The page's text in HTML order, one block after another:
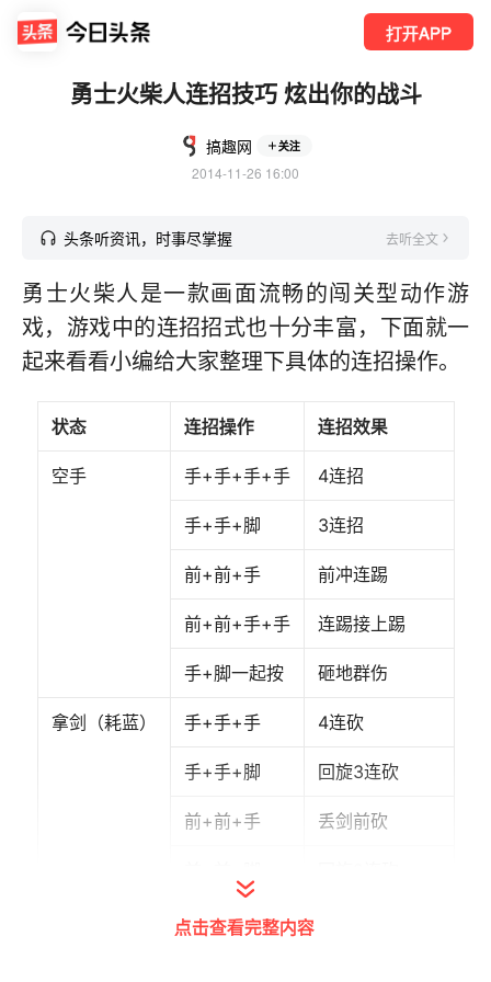
打开APP
勇士火柴人连招技巧 炫出你的战斗
搞趣网 关注
2014-11-26 16:00
头条听资讯，时事尽掌握 去听全文
勇士火柴人是一款画面流畅的闯关型动作游
戏，游戏中的连招招式也十分丰富，下面就一
起来看看小编给大家整理下具体的连招操作。
状态 连招操作 连招效果
空手 手+手+手+手 4连招
手+手+脚 3连招
前+前+手 前冲连踢
前+前+手+手 连踢接上踢
手+脚一起按 砸地群伤
拿剑（耗蓝） 手+手+手 4连砍
手+手+脚 回旋3连砍
前+前+手 丢剑前砍
前+前+脚
点击查看完整内容